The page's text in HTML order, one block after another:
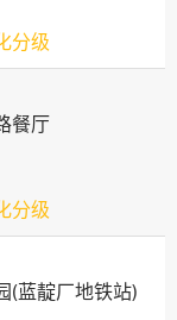
分级
餐厅
分级
(蓝靛厂地铁站)